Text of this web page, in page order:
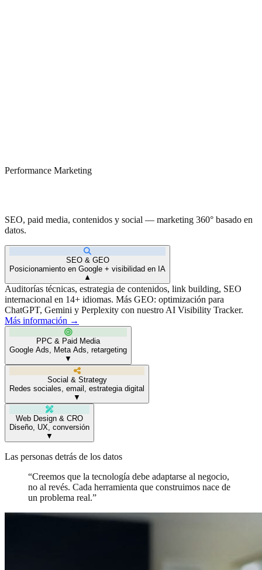
Performance Marketing
SEO, paid media, contenidos y social — marketing 360° basado en
datos.
SEO & GEO
Posicionamiento en Google + visibilidad en IA
▼
Auditorías técnicas, estrategia de contenidos, link building, SEO
internacional en 14+ idiomas. Más GEO: optimización para
ChatGPT, Gemini y Perplexity con nuestro AI Visibility Tracker.
Más información →
PPC & Paid Media
Google Ads, Meta Ads, retargeting
▼
Social & Strategy
Redes sociales, email, estrategia digital
▼
Web Design & CRO
Diseño, UX, conversión
▼
Las personas detrás de los datos
“Creemos que la tecnología debe adaptarse al negocio,
no al revés. Cada herramienta que construimos nace de
un problema real.”